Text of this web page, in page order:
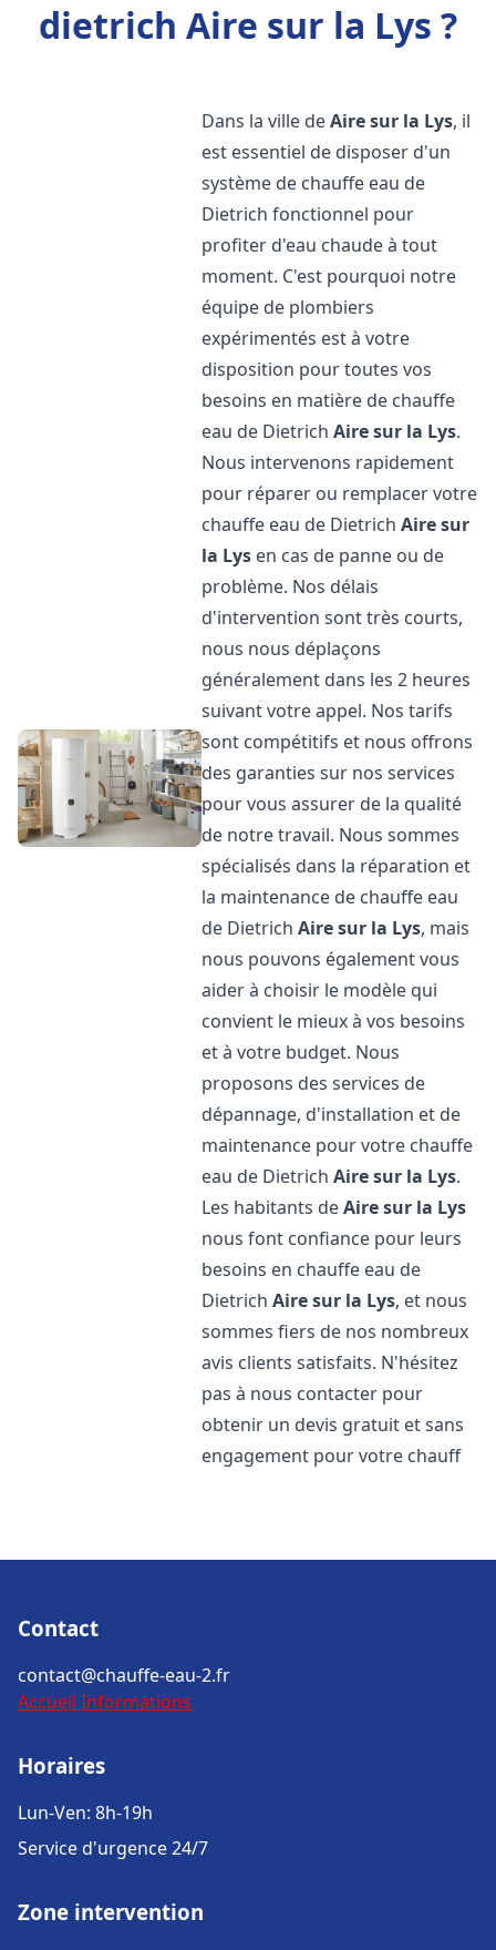
dietrich Aire sur la Lys ?
Dans la ville deAire sur la Lys, il
est essentiel de disposer d'un
système de chauffe eau de
Dietrich fonctionnel pour
profiter d'eau chaude à tout
moment. C'est pourquoi notre
équipe de plombiers
expérimentés est à votre
disposition pour toutes vos
besoins en matière de chauffe
eau de DietrichAire sur la Lys.
Nous intervenons rapidement
pour réparer ou remplacer votre
chauffe eau de DietrichAire sur
la Lys en cas de panne ou de
problème. Nos délais
d'intervention sont très courts,
nous nous déplaçons
généralement dans les 2 heures
suivant votre appel. Nos tarifs
sont compétitifs et nous offrons
des garanties sur nos services
pour vous assurer de la qualité
de notre travail. Nous sommes
spécialisés dans la réparation et
la maintenance de chauffe eau
de DietrichAire sur la Lys, mais
nous pouvons également vous
aider à choisir le modèle qui
convient le mieux à vos besoins
et à votre budget. Nous
proposons des services de
dépannage, d'installation et de
maintenance pour votre chauffe
eau de DietrichAire sur la Lys.
Les habitants deAire sur la Lys
nous font confiance pour leurs
besoins en chauffe eau de
DietrichAire sur la Lys, et nous
sommes fiers de nos nombreux
avis clients satisfaits. N'hésitez
pas à nous contacter pour
obtenir un devis gratuit et sans
engagement pour votre chauff
Contact
contact@chauffe-eau-2.fr
Accueil Informations
Horaires
Lun-Ven: 8h-19h
Service d'urgence 24/7
Zone intervention